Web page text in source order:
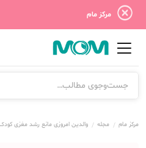
مرکز مام
مرکز مام مجله والدین امروزی مانع رشد مغزی